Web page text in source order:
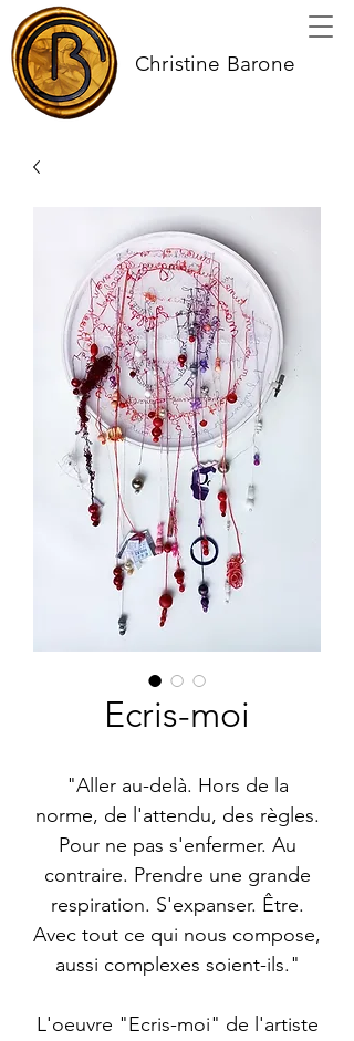
Christine Barone
Ecris-moi
"Aller au-delà. Hors de la
norme, de l'attendu, des règles.
Pour ne pas s'enfermer. Au
contraire. Prendre une grande
respiration. S'expanser. Être.
Avec tout ce qui nous compose,
aussi complexes soient-ils."
L'oeuvre "Ecris-moi" de l'artiste